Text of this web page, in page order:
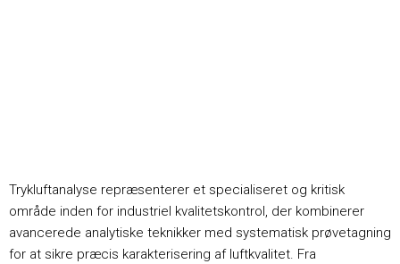
Trykluftanalyse repræsenterer et specialiseret og kritisk
område inden for industriel kvalitetskontrol, der kombinerer
avancerede analytiske teknikker med systematisk prøvetagning
for at sikre præcis karakterisering af luftkvalitet. Fra